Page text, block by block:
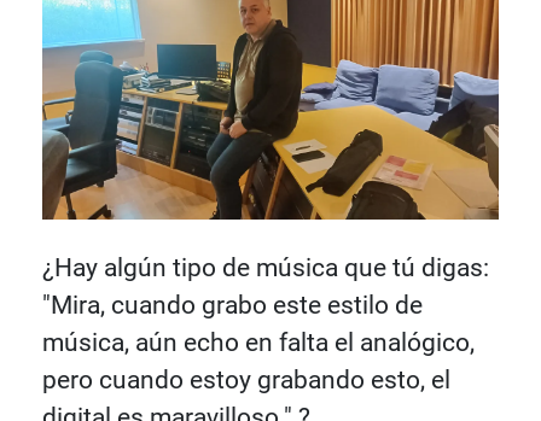
¿Hay algún tipo de música que tú digas:
"Mira, cuando grabo este estilo de
música, aún echo en falta el analógico,
pero cuando estoy grabando esto, el